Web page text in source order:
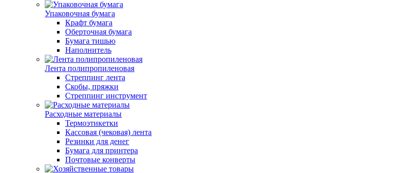
Упаковочная бумага
Крафт бумага
Оберточная бумага
Бумага тишью
Наполнитель
Лента полипропиленовая
Стреппинг лента
Скобы, пряжки
Стреппинг инструмент
Расходные материалы
Термоэтикетки
Кассовая (чековая) лента
Резинки для денег
Бумага для принтера
Почтовые конверты